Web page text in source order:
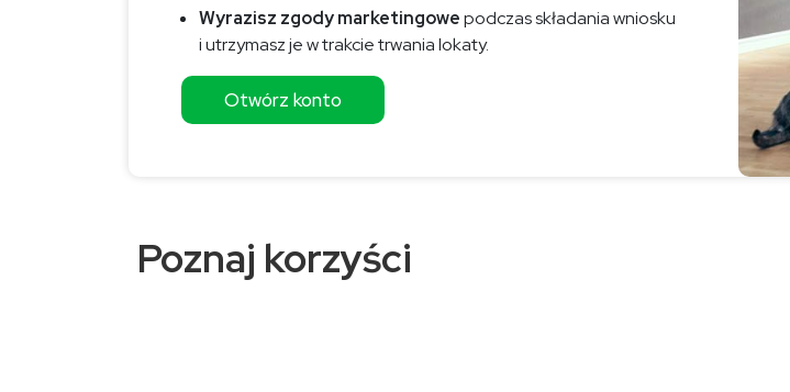
Wyrazisz zgody marketingowepodczas składania wniosku
i utrzymasz je w trakcie trwania lokaty.
Otwórz konto
Poznaj korzyści